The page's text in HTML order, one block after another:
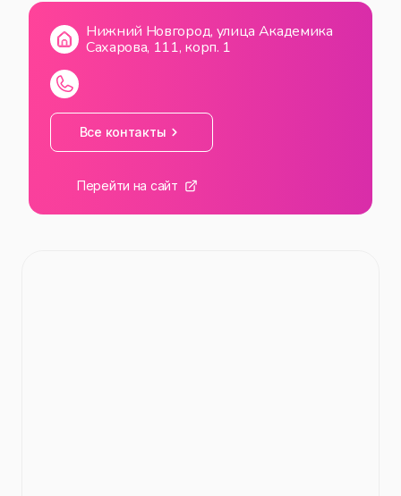
Нижний Новгород, улица Академика
Сахарова, 111, корп. 1
Все контакты
Перейти на сайт